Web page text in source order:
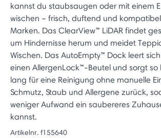
kannst du staubsaugen oder mit einem
wischen – frisch, duftend und
Marken. Das ClearView™ LiDAR findet
um Hindernisse herum und meidet
Wischen. Das AutoEmpty™ Dock leert
einen AllergenLock™-Beutel und sorgt so
lang für eine Reinigung ohne manuelle
Schmutz, Staub und Allergene zurück,
weniger Aufwand ein saubereres
kannst.
Artikelnr. f155640